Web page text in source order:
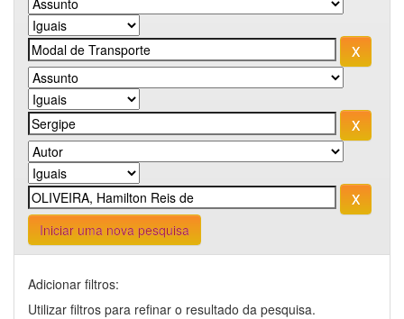
Iniciar uma nova pesquisa
Adicionar filtros:
Utilizar filtros para refinar o resultado da pesquisa.